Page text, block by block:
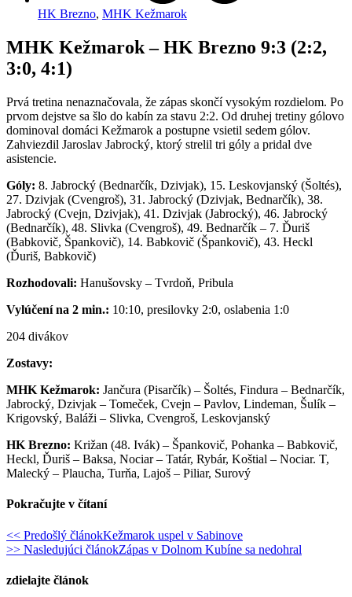
HK Brezno, MHK Kežmarok
MHK Kežmarok – HK Brezno 9:3 (2:2,
3:0, 4:1)
Prvá tretina nenaznačovala, že zápas skončí vysokým rozdielom. Po
prvom dejstve sa šlo do kabín za stavu 2:2. Od druhej tretiny gólovo
dominoval domáci Kežmarok a postupne vsietil sedem gólov.
Zahviezdil Jaroslav Jabrocký, ktorý strelil tri góly a pridal dve
asistencie.
Góly: 8. Jabrocký (Bednarčík, Dzivjak), 15. Leskovjanský (Šoltés),
27. Dzivjak (Cvengroš), 31. Jabrocký (Dzivjak, Bednarčík), 38.
Jabrocký (Cvejn, Dzivjak), 41. Dzivjak (Jabrocký), 46. Jabrocký
(Bednarčík), 48. Slivka (Cvengroš), 49. Bednarčík – 7. Ďuriš
(Babkovič, Špankovič), 14. Babkovič (Špankovič), 43. Heckl
(Ďuriš, Babkovič)
Rozhodovali: Hanušovsky – Tvrdoň, Pribula
Vylúčení na 2 min.: 10:10, presilovky 2:0, oslabenia 1:0
204 divákov
Zostavy:
MHK Kežmarok: Jančura (Pisarčík) – Šoltés, Findura – Bednarčík,
Jabrocký, Dzivjak – Tomeček, Cvejn – Pavlov, Lindeman, Šulík –
Krigovský, Baláži – Slivka, Cvengroš, Leskovjanský
HK Brezno: Križan (48. Ivák) – Špankovič, Pohanka – Babkovič,
Heckl, Ďuriš – Baksa, Nociar – Tatár, Rybár, Koštial – Nociar. T,
Malecký – Plaucha, Turňa, Lajoš – Piliar, Surový
Pokračujte v čítaní
<< Predošlý článokKežmarok uspel v Sabinove
>> Nasledujúci článokZápas v Dolnom Kubíne sa nedohral
zdielajte článok